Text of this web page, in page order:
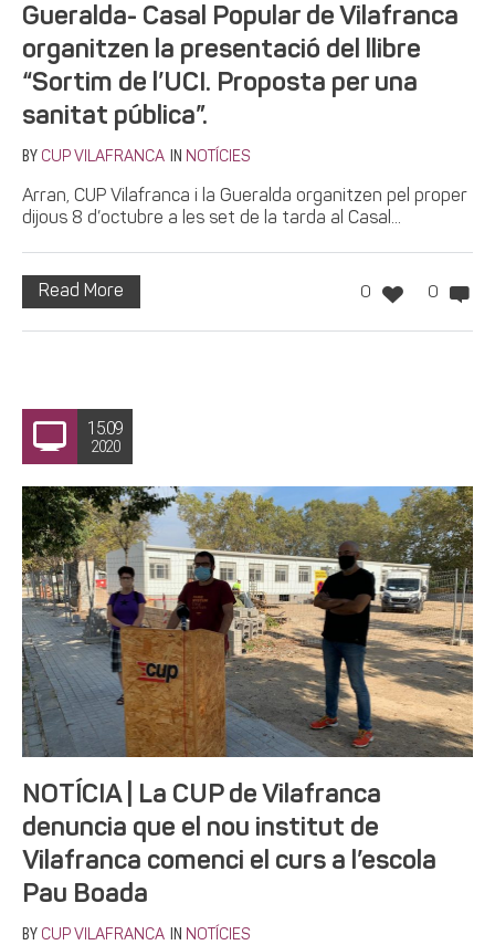
Gueralda- Casal Popular de Vilafranca
organitzen la presentació del llibre
“Sortim de l’UCI. Proposta per una
sanitat pública”.
BY CUP VILAFRANCA IN NOTÍCIES
Arran, CUP Vilafranca i la Gueralda organitzen pel proper
dijous 8 d’octubre a les set de la tarda al Casal...
0 0
Read More
15.09
2020
NOTÍCIA | La CUP de Vilafranca
denuncia que el nou institut de
Vilafranca comenci el curs a l’escola
Pau Boada
BY CUP VILAFRANCA IN NOTÍCIES